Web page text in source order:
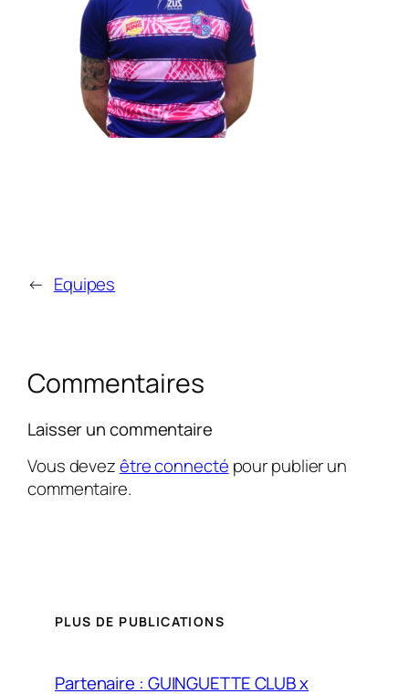
← Equipes
Commentaires
Laisser un commentaire
Vous devezêtre connecté pour publier un
commentaire.
PLUS DE PUBLICATIONS
Partenaire : GUINGUETTE CLUB x